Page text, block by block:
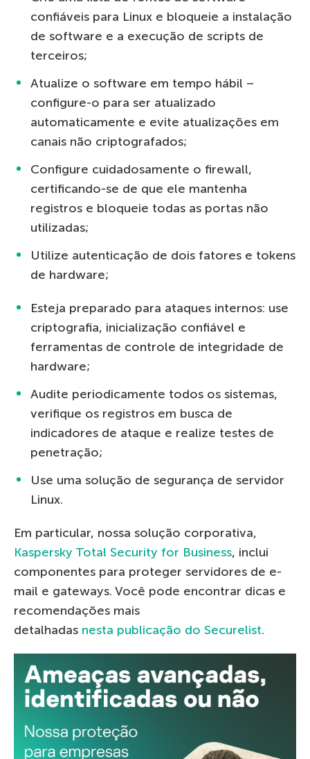
confiáveis ​​para Linux e bloqueie a instalação
de software e a execução de scripts de
terceiros;
Atualize o software em tempo hábil –
configure-o para ser atualizado
automaticamente e evite atualizações em
canais não criptografados;
Configure cuidadosamente o firewall,
certificando-se de que ele mantenha
registros e bloqueie todas as portas não
utilizadas;
Utilize autenticação de dois fatores e tokens
de hardware;
Esteja preparado para ataques internos: use
criptografia, inicialização confiável e
ferramentas de controle de integridade de
hardware;
Audite periodicamente todos os sistemas,
verifique os registros em busca de
indicadores de ataque e realize testes de
penetração;
Use uma solução de segurança de servidor
Linux.
Em particular, nossa solução corporativa,
Kaspersky Total Security for Business, inclui
componentes para proteger servidores de e-
mail e gateways. Você pode encontrar dicas e
recomendações mais
detalhadas nesta publicação do Securelist.